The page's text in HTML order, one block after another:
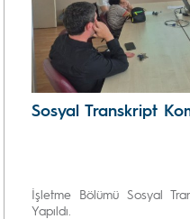
Sosyal Transkript
İşletme Bölümü Sosyal
Yapıldı.